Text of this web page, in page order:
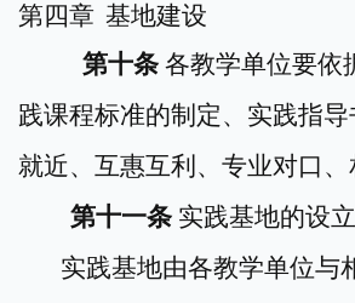
第四章 基地建设
第十条 各教学单位要依
践课程标准的制定、实践指
就近、互惠互利、专业对口
第十一条 实践基地的设
实践基地由各教学单位与